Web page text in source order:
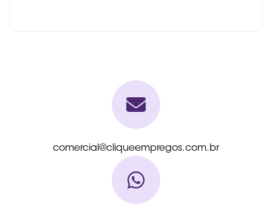
comercial@cliqueempregos.com.br